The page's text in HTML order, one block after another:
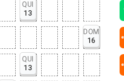
QUI
13
DOM
16
QUI
13